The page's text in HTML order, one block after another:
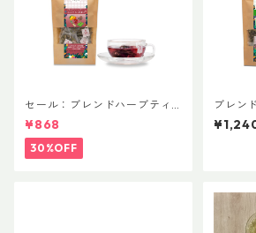
セール：ブレンドハーブティ
ー スマイル-SMILE 普通サイ
ズ
¥868
30%OFF
ブレン
OUKA